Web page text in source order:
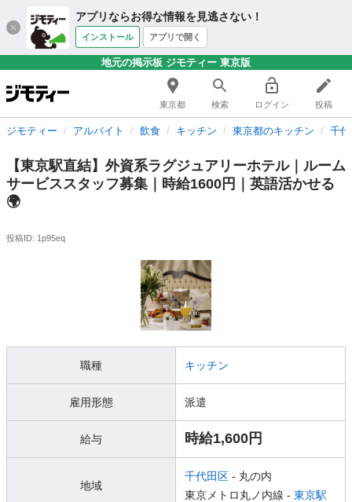
アプリならお得な情報を見逃さない！
インストール アプリで開く
地元の掲示板 ジモティー 東京版
東京都 検索 ログイン 投稿
ジモティー アルバイト 飲食 キッチン 東京都のキッチン 千
【東京駅直結】外資系ラグジュアリーホテル｜ルーム
サービススタッフ募集｜時給1600円｜英語活かせる
🌍
投稿ID: 1p95eq
職種 キッチン
雇用形態 派遣
給与 時給1,600円
地域
千代田区 - 丸の内
東京メトロ丸ノ内線 - 東京駅